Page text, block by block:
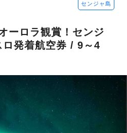
センジャ島
ーロラ観賞！センジ
ロ発着航空券 / 9～4